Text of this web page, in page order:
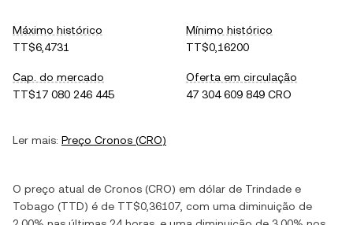
Máximo histórico
TT$6,4731
Mínimo histórico
TT$0,16200
Cap. do mercado
TT$17 080 246 445
Oferta em circulação
47 304 609 849 CRO
Ler mais: Preço Cronos (CRO)
O preço atual de Cronos (CRO) em dólar de Trindade e
Tobago (TTD) é de TT$0,36107 , com uma diminuição de